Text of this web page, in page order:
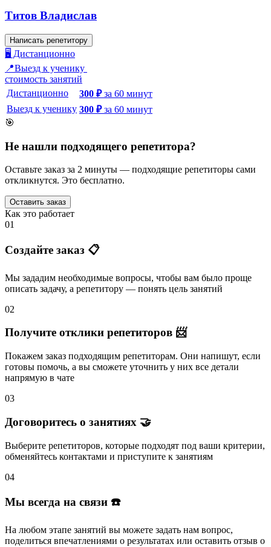
Титов Владислав
Написать репетитору
🖥️ Дистанционно
📍Выезд к ученику
стоимость занятий
Дистанционно
300 ₽ за 60 минут
Выезд к ученику 300 ₽ за 60 минут
🎯
Не нашли подходящего репетитора?
Оставьте заказ за 2 минуты — подходящие репетиторы сами
откликнутся. Это бесплатно.
Оставить заказ
Как это работает
01
Создайте заказ 📋
Мы зададим необходимые вопросы, чтобы вам было проще
описать задачу, а репетитору — понять цель занятий
02
Получите отклики репетиторов 📨
Покажем заказ подходящим репетиторам. Они напишут, если
готовы помочь, а вы сможете уточнить у них все детали
напрямую в чате
03
Договоритесь о занятиях 🤝
Выберите репетиторов, которые подходят под ваши критерии,
обменяйтесь контактами и приступите к занятиям
04
Мы всегда на связи ☎️
На любом этапе занятий вы можете задать нам вопрос,
поделиться впечатлениями о результатах или оставить отзыв о